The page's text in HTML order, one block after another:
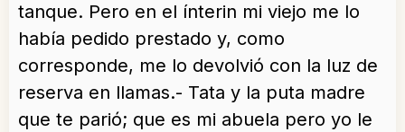
tanque. Pero en el ínterin mi viejo me lo
había pedido prestado y, como
corresponde, me lo devolvió con la luz de
reserva en llamas.- Tata y la puta madre
que te parió; que es mi abuela pero yo le